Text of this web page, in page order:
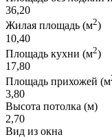
36,20
Жилая площадь (м2)
10,40
Площадь кухни (м2)
17,80
Площадь прихожей (м
3,80
Высота потолка (м)
2,70
Вид из окна